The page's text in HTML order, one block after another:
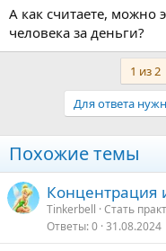
А как считаете, можно
человека за деньги?
1 из 2
Для ответа
Похожие темы
Концентрация
Tinkerbell Стать
Ответы 0 31.08.2024